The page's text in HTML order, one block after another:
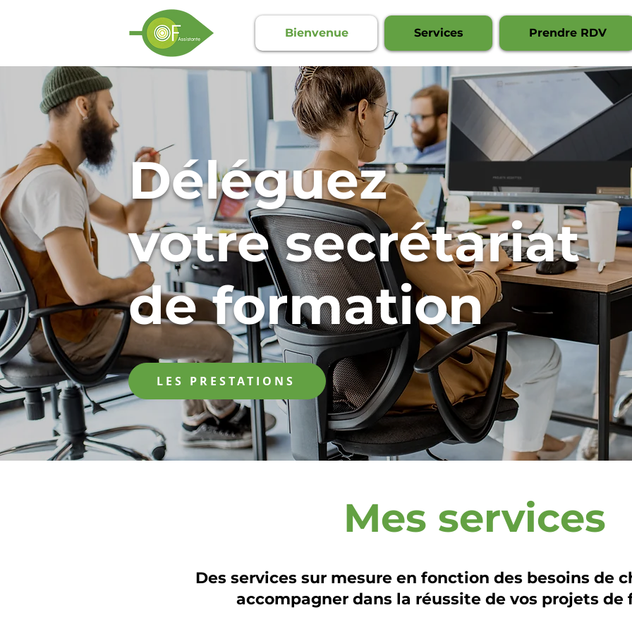
Bienvenue Services Prendre RDV
Déléguez
votre secrétariat
de formation
LES PRESTATIONS
Mes services
Des services sur mesure en fonction des besoins de
accompagner dans la réussite de vos projets de